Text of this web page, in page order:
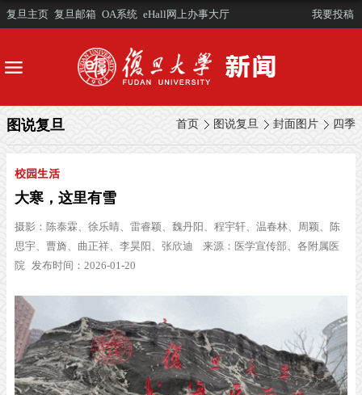
复旦主页 复旦邮箱 OA系统 eHall网上办事大厅 我要投稿
首页 图说复旦 封面图片 四季
图说复旦
校园生活
大寒，这里有雪
摄影： 陈泰霖、徐乐晴、雷睿颖、魏丹阳、程宇轩、温春林、周颖、陈
思宇、曹旖、曲正祥、李昊阳、张欣迪
来源：医学宣传部、各附属医
院 发布时间：2026-01-20